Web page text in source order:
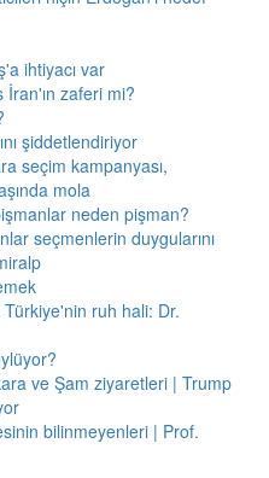
ihtiyacı var
zaferi mi?
şiddetlendiriyor
seçim kampanyası,
mola
neden pişman?
seçmenlerin duygularını
Türkiye'nin ruh hali: Dr.
ve Şam ziyaretleri | Trump
bilinmeyenleri | Prof.